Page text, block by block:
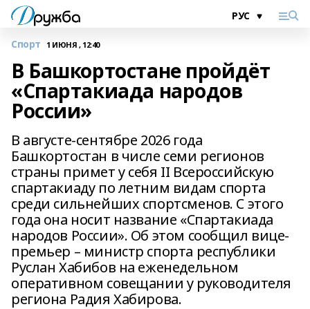
Спорт 1 ИЮНЯ , 12:40
В Башкортостане пройдёт
«Спартакиада народов
России»
В августе-сентябре 2026 года
Башкортостан в числе семи регионов
страны примет у себя II Всероссийскую
спартакиаду по летним видам спорта
среди сильнейших спортсменов. С этого
года она носит название «Спартакиада
народов России». Об этом сообщил вице-
премьер – министр спорта республики
Руслан Хабибов на еженедельном
оперативном совещании у руководителя
региона Радия Хабирова.